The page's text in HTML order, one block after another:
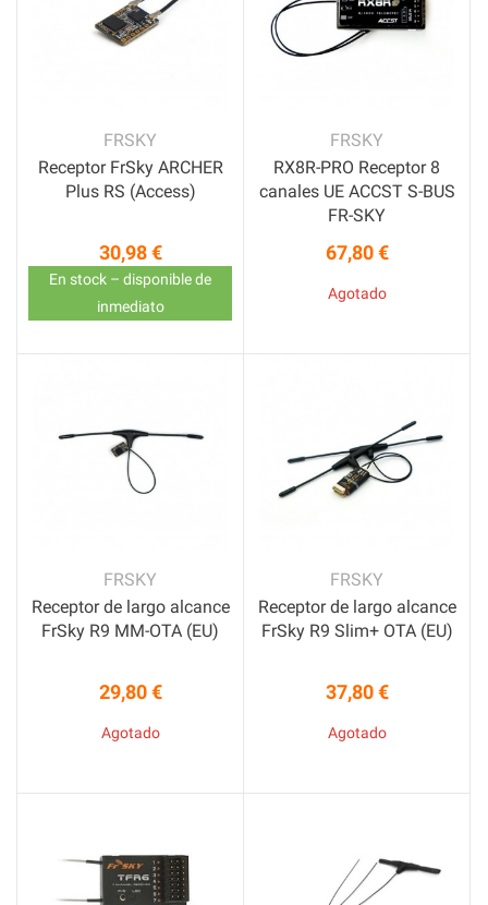
FRSKY
Receptor FrSky ARCHER
Plus RS (Access)
Precio
30,98 €
En stock – disponible de
inmediato
FRSKY
RX8R-PRO Receptor 8
canales UE ACCST S-BUS
FR-SKY
Precio
67,80 €
Agotado
FRSKY
Receptor de largo alcance
FrSky R9 MM-OTA (EU)
Precio
29,80 €
Agotado
FRSKY
Receptor de largo alcance
FrSky R9 Slim+ OTA (EU)
Precio
37,80 €
Agotado